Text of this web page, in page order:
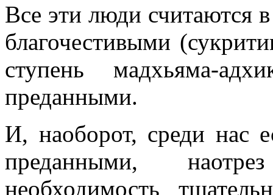
Все эти люди считаются
благочестивыми
ступень мадхьяма-
преданными.
И, наоборот, среди нас
преданными,
необходимость